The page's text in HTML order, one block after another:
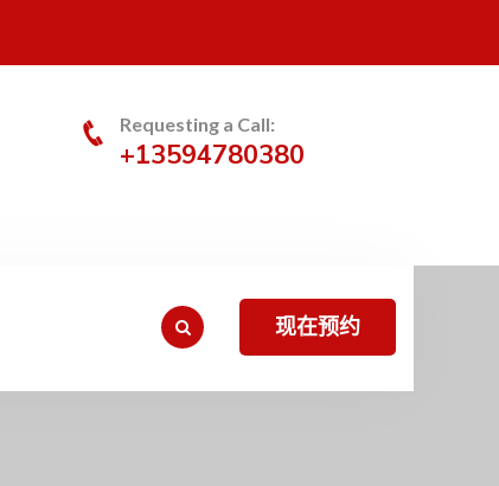
Requesting a Call:
+13594780380
现在预约